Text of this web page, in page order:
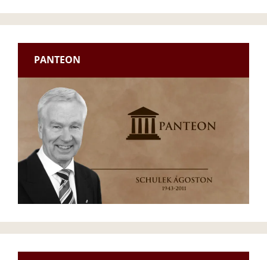
PANTEON